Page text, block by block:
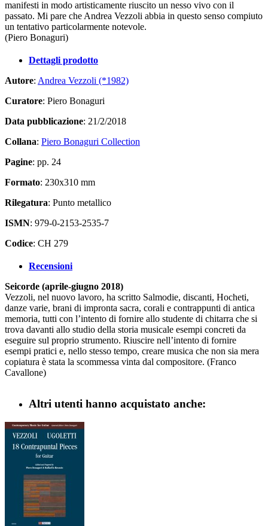
manifesti in modo artisticamente riuscito un nesso vivo con il
passato. Mi pare che Andrea Vezzoli abbia in questo senso compiuto
un tentativo particolarmente notevole.
(Piero Bonaguri)
Dettagli prodotto
Autore: Andrea Vezzoli (*1982)
Curatore: Piero Bonaguri
Data pubblicazione: 21/2/2018
Collana: Piero Bonaguri Collection
Pagine: pp. 24
Formato: 230x310 mm
Rilegatura: Punto metallico
ISMN: 979-0-2153-2535-7
Codice: CH 279
Recensioni
Seicorde (aprile-giugno 2018)
Vezzoli, nel nuovo lavoro, ha scritto Salmodie, discanti, Hocheti,
danze varie, brani di impronta sacra, corali e contrappunti di antica
memoria, tutti con l’intento di fornire allo studente di chitarra che si
trova davanti allo studio della storia musicale esempi concreti da
eseguire sul proprio strumento. Riuscire nell’intento di fornire
esempi pratici e, nello stesso tempo, creare musica che non sia mera
copiatura è stata la scommessa vinta dal compositore. (Franco
Cavallone)
Altri utenti hanno acquistato anche: